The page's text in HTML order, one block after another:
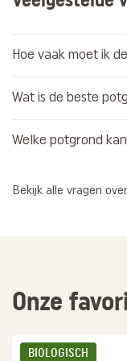
Hoe vaak moet ik
Wat is de beste
Welke potgrond
Bekijk alle vragen
Onze
BIOLOGISCH